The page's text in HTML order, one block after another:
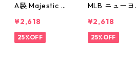
A製 Majestic M
ィ・レッズ ベ
ースボールシャ
¥2,618
25%OFF
MLB ニューヨ
ス ベースボー
ルシャツ ネイ
¥2,618
25%OFF